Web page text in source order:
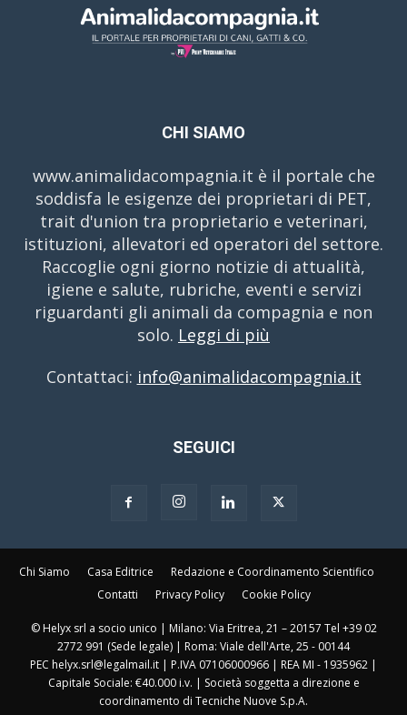
CHI SIAMO
www.animalidacompagnia.it è il portale che
soddisfa le esigenze dei proprietari di PET,
trait d'union tra proprietario e veterinari,
istituzioni, allevatori ed operatori del settore.
Raccoglie ogni giorno notizie di attualità,
igiene e salute, rubriche, eventi e servizi
riguardanti gli animali da compagnia e non
solo. Leggi di più
Contattaci: info@animalidacompagnia.it
SEGUICI
Chi Siamo Casa Editrice
Redazione e Coordinamento Scientifico
Contatti
Privacy Policy Cookie Policy
© Helyx srl a socio unico | Milano: Via Eritrea, 21 – 20157 Tel +39 02
2772 991 (Sede legale) | Roma: Viale dell'Arte, 25 - 00144
PEC helyx.srl@legalmail.it | P.IVA 07106000966 | REA MI - 1935962 |
Capitale Sociale: €40.000 i.v. | Società soggetta a direzione e
coordinamento di Tecniche Nuove S.p.A.